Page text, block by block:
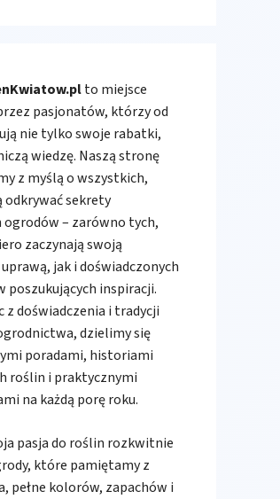
to miejsce
pasjonatów, którzy od
nie tylko swoje rabatki,
wiedzę. Naszą stronę
z myślą o wszystkich,
odkrywać sekrety
– zarówno tych,
zaczynają swoją
jak i doświadczonych
poszukujących inspiracji.
z doświadczenia i tradycji
dzielimy się
poradami, historiami
roślin i praktycznymi
na każdą porę roku.
pasja do roślin rozkwitnie
które pamiętamy z
pełne kolorów, zapachów i